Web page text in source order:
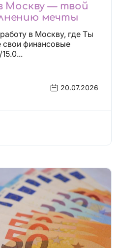
Москву — твой
мечты
в Москву, где Ты
финансовые
15.0...
20.07.2026